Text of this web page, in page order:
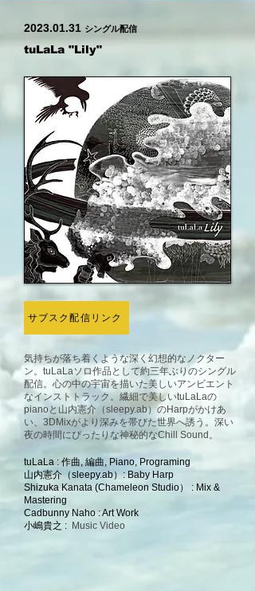
2023.01.31 シングル配信
tuLaLa "Lily"
サブスク配信リンク
気持ちが落ち着くような深く幻想的なノクター
ン。 tuLaLaソロ作品として約三年ぶりのシングル
配信。心の中の宇宙を描いた美しいアンビエント
なインストトラック。繊細で美しいtuLaLaの
pianoと山内憲介（sleepy.ab）のHarpがかけあ
い、3DMixがより深みを帯びた世界へ誘う。深い
夜の時間にぴったりな神秘的なChill Sound。
tuLaLa : 作曲, 編曲, Piano, Programing
山内憲介（sleepy.ab）: Baby Harp
Shizuka Kanata (Chameleon Studio） : Mix &
Mastering
Cadbunny Naho : Art Work
​小嶋貴之 : Music Video